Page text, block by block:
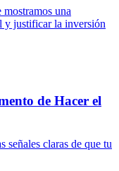
una
y justificar la inversión
de Hacer el
señales claras de que tu